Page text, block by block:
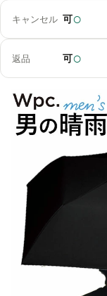
キャンセル 可○
返品 可○